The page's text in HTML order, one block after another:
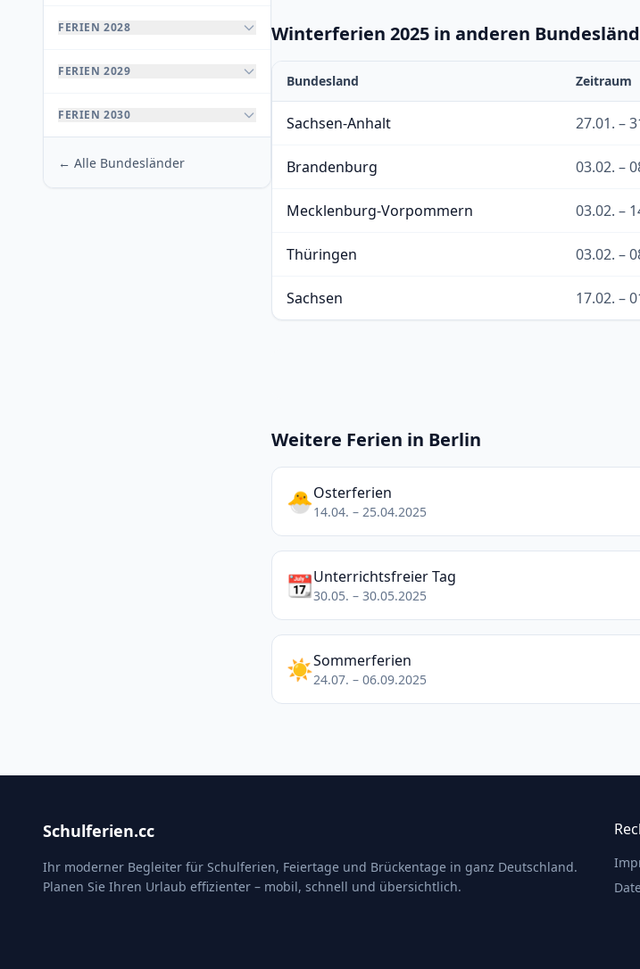
FERIEN 2028
FERIEN 2029
FERIEN 2030
← Alle Bundesländer
Winterferien 2025 in anderen
Bundesland Zeitraum
Sachsen-Anhalt 27.01. –
Brandenburg 03.02. –
Mecklenburg-Vorpommern 03.02. –
Thüringen 03.02. –
Sachsen 17.02. –
Weitere Ferien in Berlin
🐣Osterferien
14.04. – 25.04.2025
📆Unterrichtsfreier Tag
30.05. – 30.05.2025
☀️Sommerferien
24.07. – 06.09.2025
Schulferien.cc
Ihr moderner Begleiter für Schulferien, Feiertage und Brückentage in ganz Deutschland.
Planen Sie Ihren Urlaub effizienter – mobil, schnell und übersichtlich.